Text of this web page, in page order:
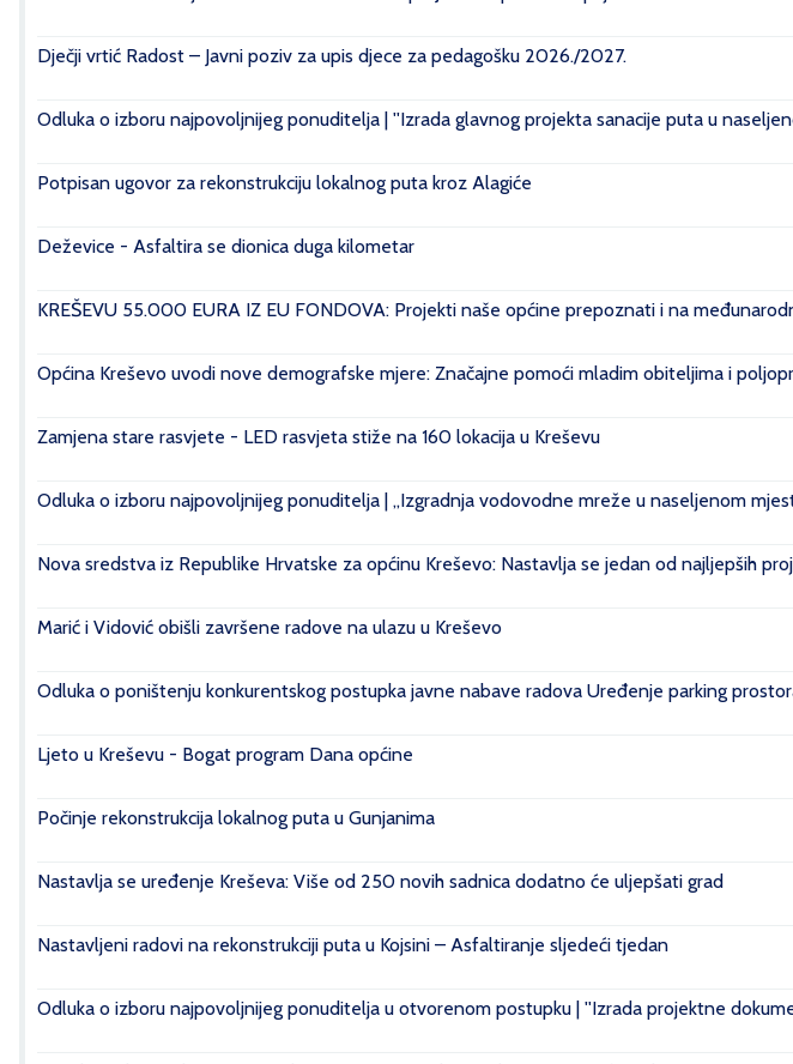
Dječji vrtić Radost – Javni poziv za upis djece za pedagošku 2026./2027.
Odluka o izboru najpovoljnijeg ponuditelja | ''Izrada glavnog projekta sanacije puta u
Potpisan ugovor za rekonstrukciju lokalnog puta kroz Alagiće
Deževice - Asfaltira se dionica duga kilometar
KREŠEVU 55.000 EURA IZ EU FONDOVA: Projekti naše općine prepoznati i na
Općina Kreševo uvodi nove demografske mjere: Značajne pomoći mladim obiteljima i
Zamjena stare rasvjete - LED rasvjeta stiže na 160 lokacija u Kreševu
Odluka o izboru najpovoljnijeg ponuditelja | „Izgradnja vodovodne mreže u naseljenom
Nova sredstva iz Republike Hrvatske za općinu Kreševo: Nastavlja se jedan od najljepših
Marić i Vidović obišli završene radove na ulazu u Kreševo
Odluka o poništenju konkurentskog postupka javne nabave radova Uređenje parking
Ljeto u Kreševu - Bogat program Dana općine
Počinje rekonstrukcija lokalnog puta u Gunjanima
Nastavlja se uređenje Kreševa: Više od 250 novih sadnica dodatno će uljepšati grad
Nastavljeni radovi na rekonstrukciji puta u Kojsini – Asfaltiranje sljedeći tjedan
Odluka o izboru najpovoljnijeg ponuditelja u otvorenom postupku | ''Izrada projektne